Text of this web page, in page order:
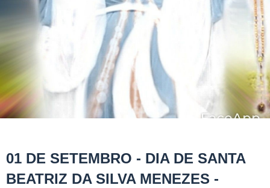
01 DE SETEMBRO - DIA DE SANTA
BEATRIZ DA SILVA MENEZES -